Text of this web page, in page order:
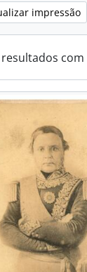
impressão
resultados